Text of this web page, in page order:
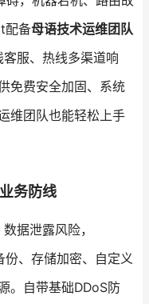
配备母语技术运维团队
服、热线多渠道响
免费安全加固、系统
维团队也能轻松上手
务防线
据泄露风险，
、存储加密、自定义
。自带基础DDoS防